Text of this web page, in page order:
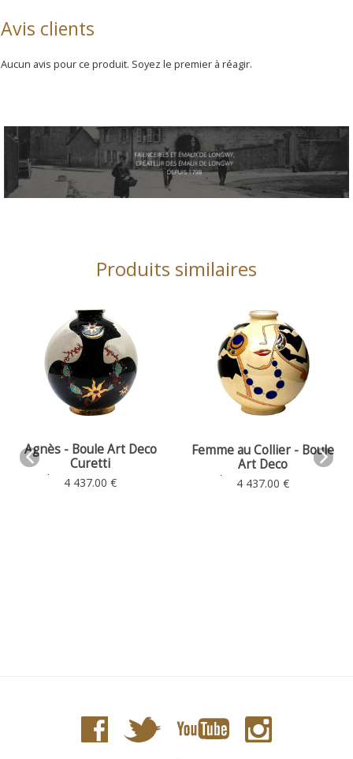
Avis clients
Aucun avis pour ce produit. Soyez le premier à réagir.
Produits similaires
Agnès - Boule Art Deco
Curetti
Boule Art Deco Ø 35 - H. 38
4 437.00 €
Femme au Collier - Boule
Art Deco
Boule Art Deco Ø 35 - H. 38
4 437.00 €